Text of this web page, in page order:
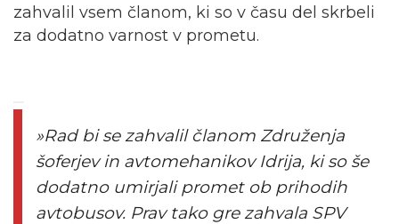
zahvalil vsem članom, ki so v času del skrbeli
za dodatno varnost v prometu.
»Rad bi se zahvalil članom Združenja
šoferjev in avtomehanikov Idrija, ki so še
dodatno umirjali promet ob prihodih
avtobusov. Prav tako gre zahvala SPV